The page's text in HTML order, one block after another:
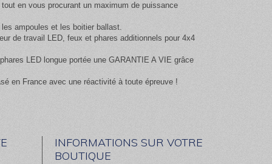
en vous procurant un maximum de puissance
ampoules et les boitier ballast.
de travail LED, feux et phares additionnels pour 4x4
LED longue portée une GARANTIE A VIE grâce
en France avec une réactivité à toute épreuve !
INFORMATIONS SUR VOTRE
BOUTIQUE